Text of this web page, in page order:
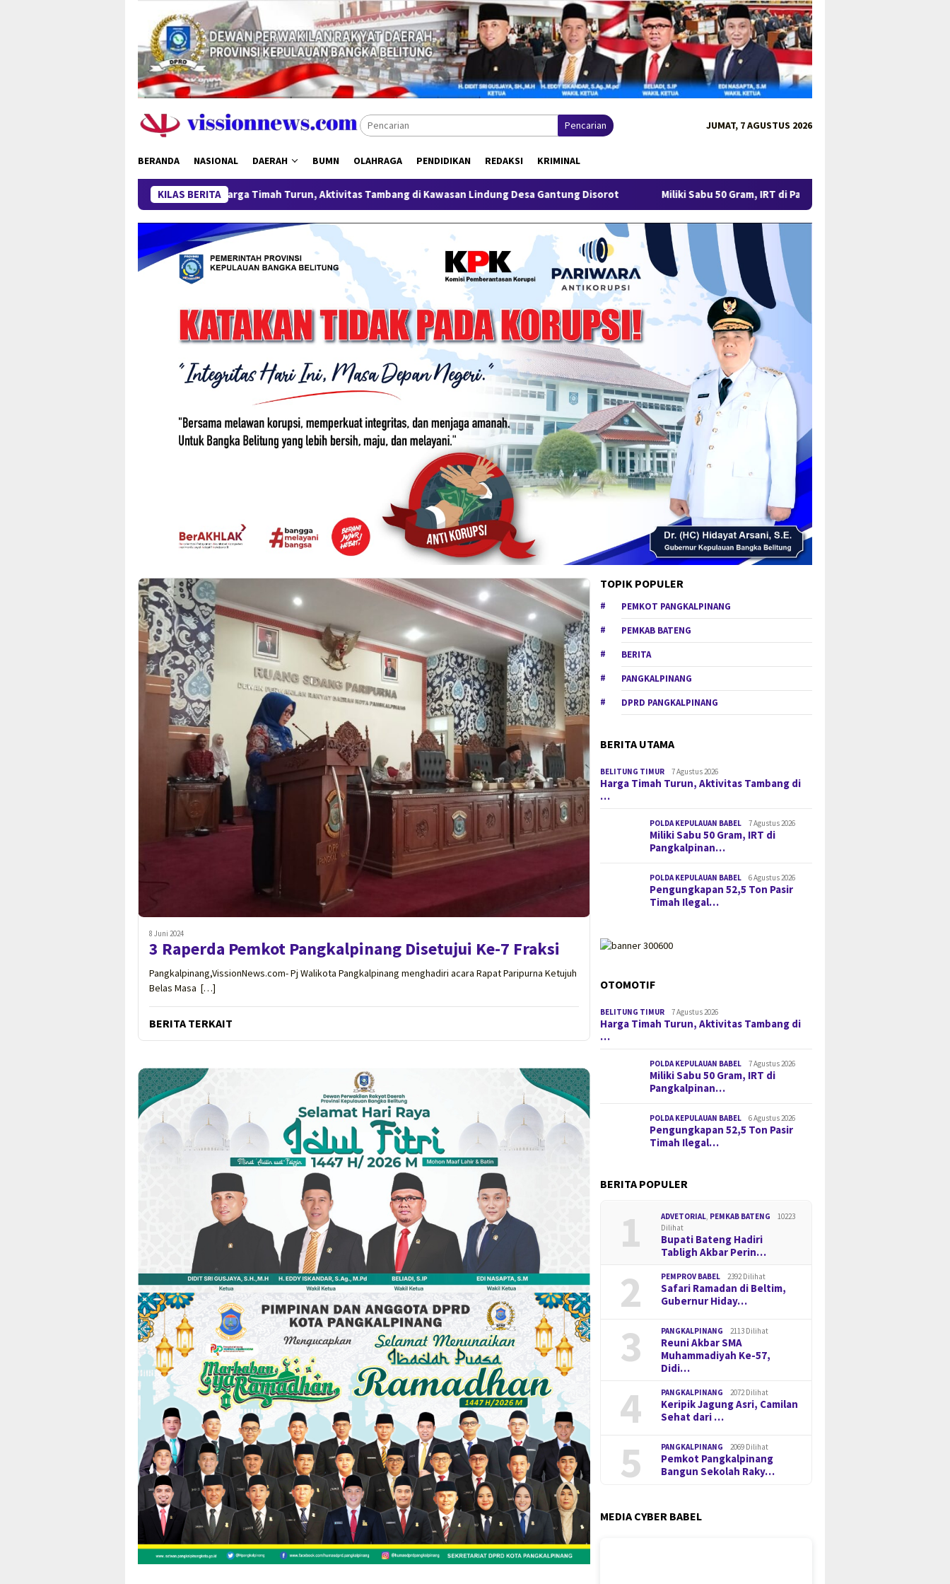
konten
Pencarian JUMAT, 7 AGUSTUS 2026
BERANDA NASIONAL DAERAH BUMN OLAHRAGA PENDIDIKAN REDAKSI KRIMINAL
KILAS BERITA
Harga Timah Turun, Aktivitas Tambang di Kawasan Lindung Desa Gantung Disorot Miliki Sabu 50 Gram, IRT di Pangkalpinang Ditangkap Ditresnarkoba Polda
8 Juni 2024
3 Raperda Pemkot Pangkalpinang Disetujui Ke-7 Fraksi
Pangkalpinang,VissionNews.com- Pj Walikota Pangkalpinang menghadiri acara Rapat Paripurna Ketujuh
Belas Masa […]
BERITA TERKAIT
TOPIK POPULER
PEMKOT PANGKALPINANG
PEMKAB BATENG
BERITA
PANGKALPINANG
DPRD PANGKALPINANG
BERITA UTAMA
BELITUNG TIMUR 7 Agustus 2026
Harga Timah Turun, Aktivitas Tambang di
…
POLDA KEPULAUAN BABEL 7 Agustus 2026
Miliki Sabu 50 Gram, IRT di
Pangkalpinan…
POLDA KEPULAUAN BABEL 6 Agustus 2026
Pengungkapan 52,5 Ton Pasir
Timah Ilegal…
OTOMOTIF
BELITUNG TIMUR 7 Agustus 2026
Harga Timah Turun, Aktivitas Tambang di
…
POLDA KEPULAUAN BABEL 7 Agustus 2026
Miliki Sabu 50 Gram, IRT di
Pangkalpinan…
POLDA KEPULAUAN BABEL 6 Agustus 2026
Pengungkapan 52,5 Ton Pasir
Timah Ilegal…
BERITA POPULER
1 ADVETORIAL, PEMKAB BATENG
10223
Dilihat
Bupati Bateng Hadiri
Tabligh Akbar Perin…
2 PEMPROV BABEL 2392 Dilihat
Safari Ramadan di Beltim,
Gubernur Hiday…
3 PANGKALPINANG 2113 Dilihat
Reuni Akbar SMA
Muhammadiyah Ke-57,
Didi…
4 PANGKALPINANG 2072 Dilihat
Keripik Jagung Asri, Camilan
Sehat dari …
5 PANGKALPINANG 2069 Dilihat
Pemkot Pangkalpinang
Bangun Sekolah Raky…
MEDIA CYBER BABEL